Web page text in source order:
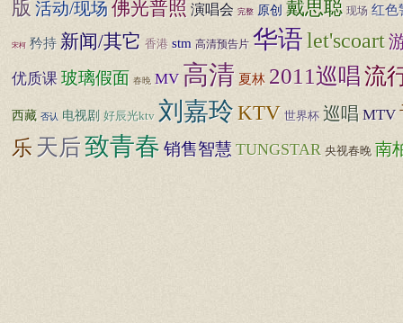
版 活动/现场佛光普照 演唱会 完整 原创 戴思聪 现场 红色
宋柯 矜持 新闻/其它 香港 stm 高清预告片 华语let'scoart
优质课 玻璃假面 春晚 MV 高清 夏林 2011巡唱流
西藏 否认 电视剧 好辰光ktv 刘嘉玲KTV 世界杯 巡唱 MTV
乐 天后致青春 销售智慧 TUNGSTAR 央视春晚 南